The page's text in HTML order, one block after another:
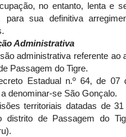
no entanto, lenta e
para sua definitiva
Administrativa
administrativa referente
Passagem do Tigre.
Estadual n.º 64, de
denominar-se São Gonçalo.
territoriais datadas de
distrito de Passagem do